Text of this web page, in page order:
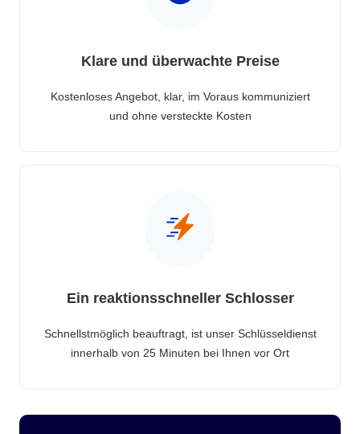
Klare und überwachte Preise
Kostenloses Angebot, klar, im Voraus kommuniziert
und ohne versteckte Kosten
Ein reaktionsschneller Schlosser
Schnellstmöglich beauftragt, ist unser Schlüsseldienst
innerhalb von 25 Minuten bei Ihnen vor Ort